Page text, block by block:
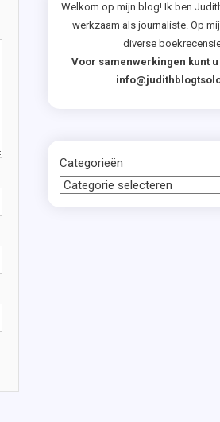
Welkom op mijn blog! Ik ben
werkzaam als journaliste. Op
diverse
Voor samenwerkingen kunt
Categorieën